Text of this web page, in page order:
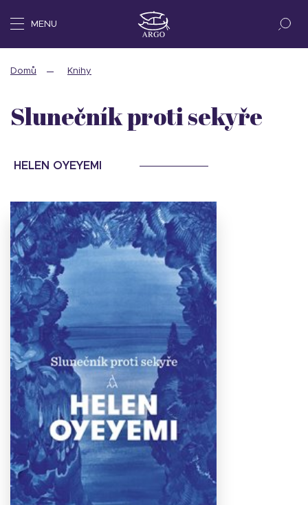
MENU
Domů Knihy
Slunečník proti sekyře
HELEN OYEYEMI